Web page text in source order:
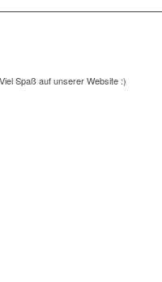
Spaß auf unserer Website :)